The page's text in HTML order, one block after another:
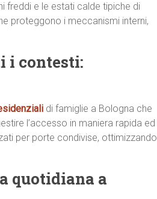
freddi e le estati calde tipiche di
proteggono i meccanismi interni,
i contesti:
di famiglie a Bologna che
l’accesso in maniera rapida ed
per porte condivise, ottimizzando
quotidiana a